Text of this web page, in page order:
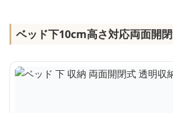
ベッド下10cm高さ対応両面開